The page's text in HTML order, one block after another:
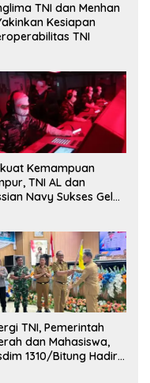
TNI dan Menhan
Kesiapan
TNI
Kemampuan
TNI AL dan
Navy Sukses Gelar
TNI, Pemerintah
dan Mahasiswa,
1310/Bitung Hadiri